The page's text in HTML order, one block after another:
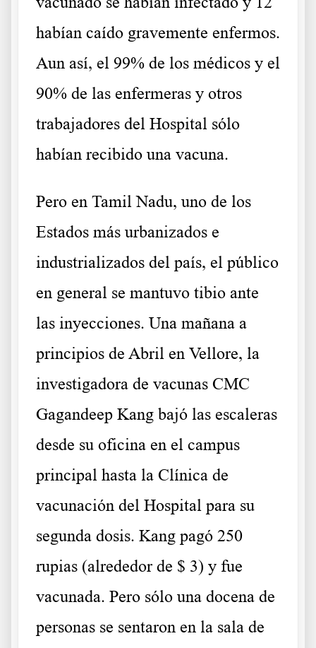
habían caído gravemente enfermos.
Aun así, el 99% de los médicos y el
90% de las enfermeras y otros
trabajadores del Hospital sólo
habían recibido una vacuna.
Pero en Tamil Nadu, uno de los
Estados más urbanizados e
industrializados del país, el público
en general se mantuvo tibio ante
las inyecciones. Una mañana a
principios de Abril en Vellore, la
investigadora de vacunas CMC
Gagandeep Kang bajó las escaleras
desde su oficina en el campus
principal hasta la Clínica de
vacunación del Hospital para su
segunda dosis. Kang pagó 250
rupias (alrededor de $ 3) y fue
vacunada. Pero sólo una docena de
personas se sentaron en la sala de